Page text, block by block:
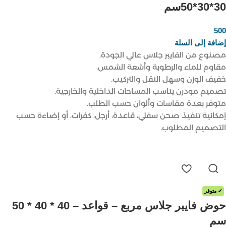
30*30*50سم
500
إضافة إلى السلة
مصنوع من الفايبر جلاس عالي الجودة.
مقاوم للماء والرطوبة وأشعة الشمس.
خفيف الوزن وسهل النقل والتركيب.
تصميم مودرن يناسب المساحات الداخلية والخارجية.
متوفر بعدة مقاسات وألوان حسب الطلب.
إمكانية تنفيذ صحن سفلي، قاعدة، أرجل، كفرات، أو إضاءة حسب
التصميم المطلوب.
✔ متوفر
حوض فايبر جلاس مربع – قواعد – 40 * 40 * 50
سم